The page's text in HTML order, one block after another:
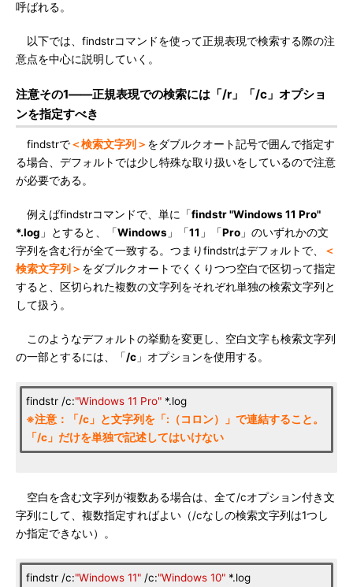
呼ばれる。
以下では、findstrコマンドを使って正規表現で検索する際の注
意点を中心に説明していく。
注意その1――正規表現での検索には「/r」「/c」オプショ
ンを指定すべき
findstrで＜検索文字列＞ をダブルクオート記号で囲んで指定す
る場合、デフォルトでは少し特殊な取り扱いをしているので注意
が必要である。
例えばfindstrコマンドで、単に「findstr "Windows 11 Pro"
*.log 」とすると、「Windows 」「11 」「Pro 」のいずれかの文
字列を含む行が全て一致する。つまりfindstrはデフォルトで、
＜
検索文字列＞ をダブルクオートでくくりつつ空白で区切って指定
すると、区切られた複数の文字列をそれぞれ単独の検索文字列と
して扱う。
このようなデフォルトの挙動を変更し、空白文字も検索文字列
の一部とするには、「/c 」オプションを使用する。
findstr /c:"Windows 11 Pro" *.log
※注意：「/c」と文字列を「:（コロン）」で連結すること。
「/c」だけを単独で記述してはいけない
空白を含む文字列が複数ある場合は、全て/cオプション付き文
字列にして、複数指定すればよい（/cなしの検索文字列は1つし
か指定できない）。
findstr /c:"Windows 11" /c:"Windows 10" *.log